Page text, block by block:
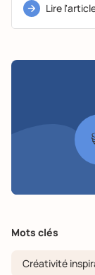
Lire
Mots clés
Créativité